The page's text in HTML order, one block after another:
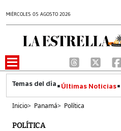
MIÉRCOLES 05 AGOSTO 2026
Últimas Noticias
Inicio> Panamá> Política
POLÍTICA